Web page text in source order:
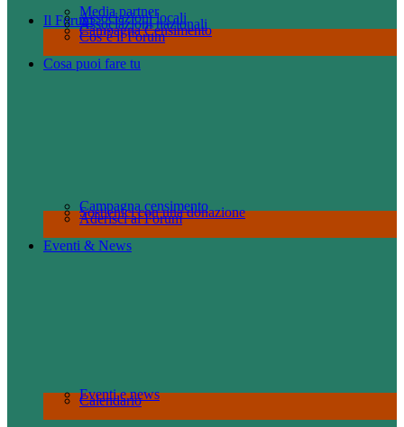
Il Forum
Cos’è il Forum
Campagna Censimento
Associazioni nazionali
Associazioni locali
Media partner
Cosa puoi fare tu
Aderisci al Forum
Sostienici con una donazione
Campagna censimento
Eventi & News
Calendario
Eventi e news